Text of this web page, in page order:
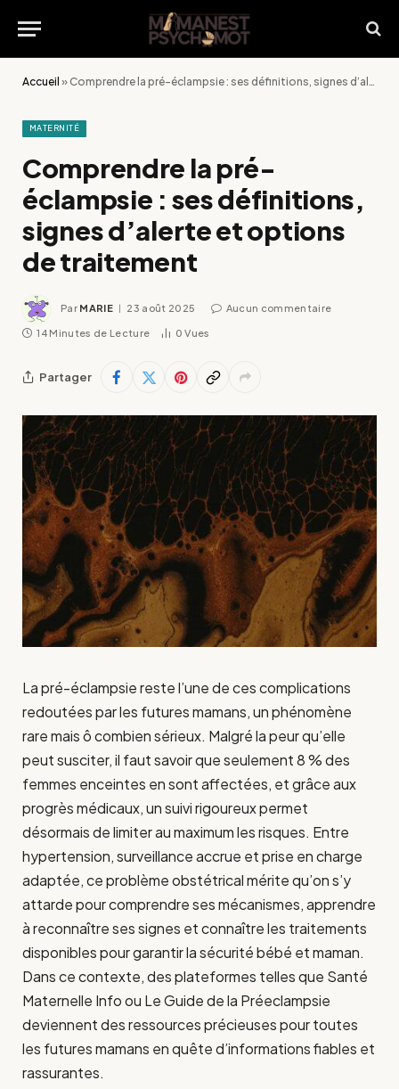
Accueil » Comprendre la pré-éclampsie : ses définitions, signes d’alerte et options de traitement
MATERNITÉ
Comprendre la pré-
éclampsie : ses définitions,
signes d’alerte et options
de traitement
Par MARIE 23 août 2025 Aucun commentaire
14 Minutes de Lecture 0Vues
Partager
La pré-éclampsie reste l’une de ces complications
redoutées par les futures mamans, un phénomène
rare mais ô combien sérieux. Malgré la peur qu’elle
peut susciter, il faut savoir que seulement 8 % des
femmes enceintes en sont affectées, et grâce aux
progrès médicaux, un suivi rigoureux permet
désormais de limiter au maximum les risques. Entre
hypertension, surveillance accrue et prise en charge
adaptée, ce problème obstétrical mérite qu’on s’y
attarde pour comprendre ses mécanismes, apprendre
à reconnaître ses signes et connaître les traitements
disponibles pour garantir la sécurité bébé et maman.
Dans ce contexte, des plateformes telles que Santé
Maternelle Info ou Le Guide de la Préeclampsie
deviennent des ressources précieuses pour toutes
les futures mamans en quête d’informations fiables et
rassurantes.